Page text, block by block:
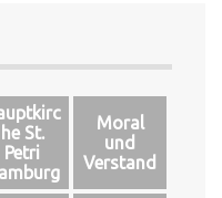
he St.
Petri
Moral
und
Verstand